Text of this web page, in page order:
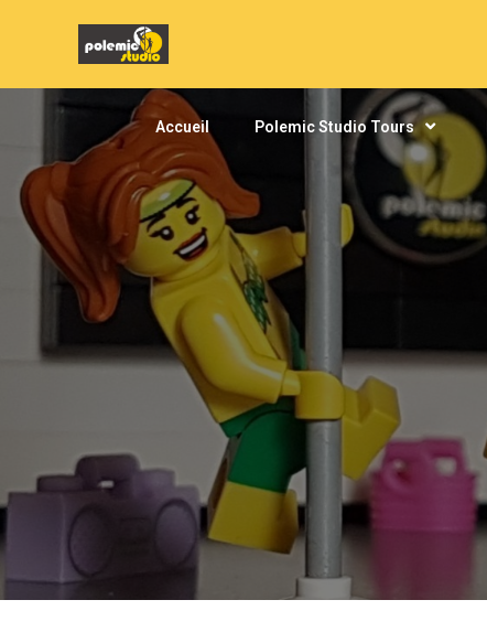
Accueil Polemic Studio Tours